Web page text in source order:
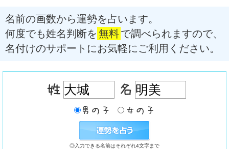
名前の画数から運勢を占います。
何度でも姓名判断を 無料で調べられますので、
名付けのサポートにお気軽にご利用ください。
◎入力できる名前はそれぞれ4文字まで